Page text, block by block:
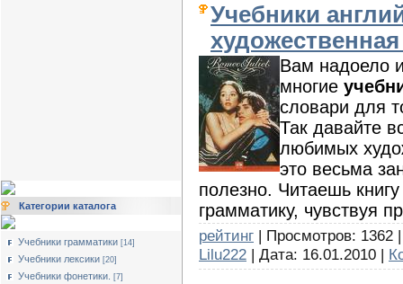
Категории каталога
Учебники грамматики [14]
Учебники лексики [20]
Учебники фонетики. [7]
Учебники
Вам надоело
многие
словари для
Так давайте
любимых
это весьма
полезно. Читаешь
грамматику, чувствуя
рейтинг | Просмотров: 1362
Lilu222 | Дата: 16.01.2010 |